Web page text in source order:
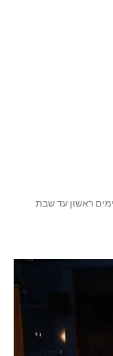
ראשון עד שבת